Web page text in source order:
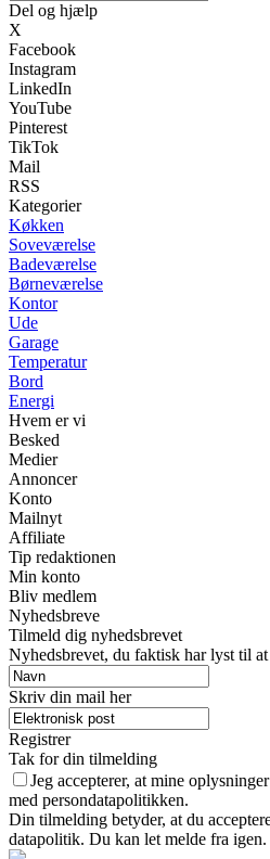
Del og hjælp
X
Facebook
Instagram
LinkedIn
YouTube
Pinterest
TikTok
Mail
RSS
Kategorier
Køkken
Soveværelse
Badeværelse
Børneværelse
Kontor
Ude
Garage
Temperatur
Bord
Energi
Hvem er vi
Besked
Medier
Annoncer
Konto
Mailnyt
Affiliate
Tip redaktionen
Min konto
Bliv medlem
Nyhedsbreve
Tilmeld dig nyhedsbrevet
Nyhedsbrevet, du faktisk har lyst til
Skriv din mail her
Registrer
Tak for din tilmelding
Jeg accepterer, at mine
med persondatapolitikken.
Din tilmelding betyder, at du
datapolitik. Du kan let melde fra igen.